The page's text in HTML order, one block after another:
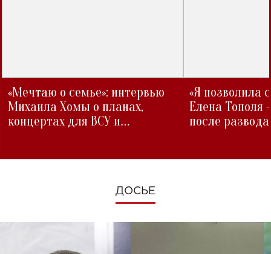
«Мечтаю о семье»: интервью
Михаила Хомы о планах,
концертах для ВСУ и
«Я позволила
Елена Тополя
после развода
ДОСЬЕ